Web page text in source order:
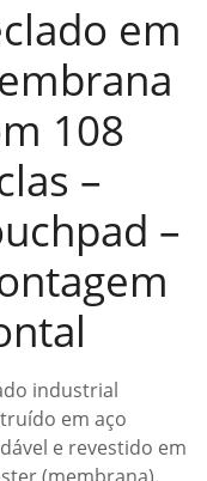
em
108
–
–
industrial
em aço
e revestido em